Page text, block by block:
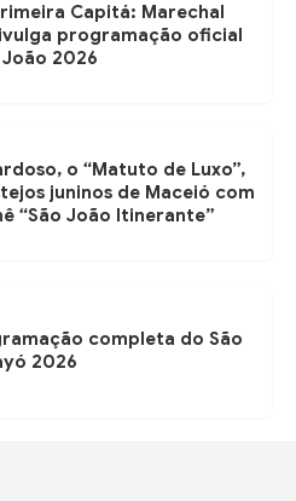
Capitá: Marechal
programação oficial
2026
o “Matuto de Luxo”,
juninos de Maceió com
“São João Itinerante”
completa do São
2026